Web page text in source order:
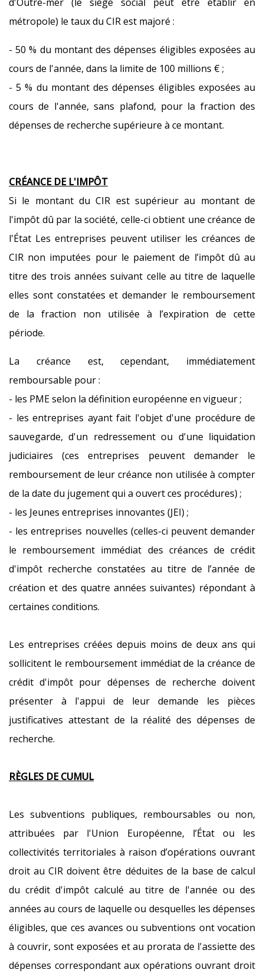
métropole) le taux du CIR est majoré :
- 50 % du montant des dépenses éligibles exposées au
cours de l'année, dans la limite de 100 millions € ;
- 5 % du montant des dépenses éligibles exposées au
cours de l'année, sans plafond, pour la fraction des
dépenses de recherche supérieure à ce montant.
CRÉANCE DE L'IMPÔT
Si le montant du CIR est supérieur au montant de
l'impôt dû par la société, celle-ci obtient une créance de
l'État Les entreprises peuvent utiliser les créances de
CIR non imputées pour le paiement de l’impôt dû au
titre des trois années suivant celle au titre de laquelle
elles sont constatées et demander le remboursement
de la fraction non utilisée à l’expiration de cette
période.
La créance est, cependant, immédiatement
remboursable pour :
- les PME selon la définition européenne en vigueur ;
- les entreprises ayant fait l'objet d'une procédure de
sauvegarde, d'un redressement ou d'une liquidation
judiciaires (ces entreprises peuvent demander le
remboursement de leur créance non utilisée à compter
de la date du jugement qui a ouvert ces procédures) ;
- les Jeunes entreprises innovantes (JEI) ;
- les entreprises nouvelles (celles-ci peuvent demander
le remboursement immédiat des créances de crédit
d'impôt recherche constatées au titre de l’année de
création et des quatre années suivantes) répondant à
certaines conditions.
Les entreprises créées depuis moins de deux ans qui
sollicitent le remboursement immédiat de la créance de
crédit d'impôt pour dépenses de recherche doivent
présenter à l'appui de leur demande les pièces
justificatives attestant de la réalité des dépenses de
recherche.
RÈGLES DE CUMUL
Les subventions publiques, remboursables ou non,
attribuées par l'Union Européenne, l’État ou les
collectivités territoriales à raison d’opérations ouvrant
droit au CIR doivent être déduites de la base de calcul
du crédit d'impôt calculé au titre de l'année ou des
années au cours de laquelle ou desquelles les dépenses
éligibles, que ces avances ou subventions ont vocation
à couvrir, sont exposées et au prorata de l'assiette des
dépenses correspondant aux opérations ouvrant droit